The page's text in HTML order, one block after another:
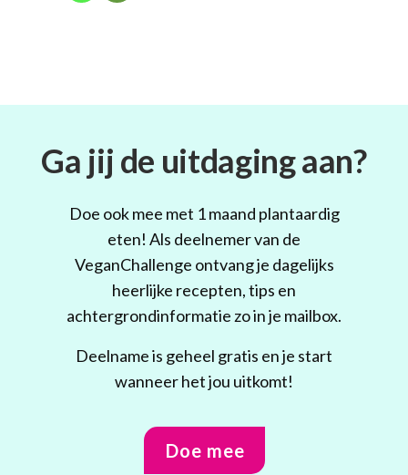
Ga jij de uitdaging aan?
Doe ook mee met 1 maand plantaardig
eten! Als deelnemer van de
VeganChallenge ontvang je dagelijks
heerlijke recepten, tips en
achtergrondinformatie zo in je mailbox.
Deelname is geheel gratis en je start
wanneer het jou uitkomt!
Doe mee